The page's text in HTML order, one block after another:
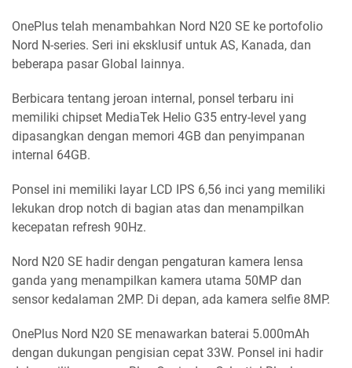
OnePlus telah menambahkan Nord N20 SE ke portofolio
Nord N-series. Seri ini eksklusif untuk AS, Kanada, dan
beberapa pasar Global lainnya.
Berbicara tentang jeroan internal, ponsel terbaru ini
memiliki chipset MediaTek Helio G35 entry-level yang
dipasangkan dengan memori 4GB dan penyimpanan
internal 64GB.
Ponsel ini memiliki layar LCD IPS 6,56 inci yang memiliki
lekukan drop notch di bagian atas dan menampilkan
kecepatan refresh 90Hz.
Nord N20 SE hadir dengan pengaturan kamera lensa
ganda yang menampilkan kamera utama 50MP dan
sensor kedalaman 2MP. Di depan, ada kamera selfie 8MP.
OnePlus Nord N20 SE menawarkan baterai 5.000mAh
dengan dukungan pengisian cepat 33W. Ponsel ini hadir